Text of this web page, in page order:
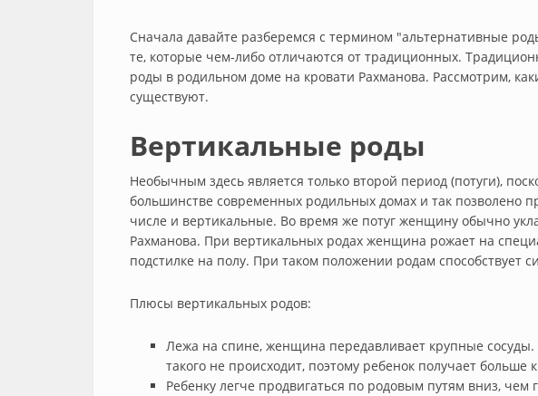
Сначала давайте разберемся с термином "альтернативные
те, которые чем-либо отличаются от традиционных.
роды в родильном доме на кровати Рахманова. Рассмотрим,
существуют.
Вертикальные роды
Необычным здесь является только второй период (потуги),
большинстве современных родильных домах и так позволено
числе и вертикальные. Во время же потуг женщину обычно
Рахманова. При вертикальных родах женщина рожает на
подстилке на полу. При таком положении родам способствует
Плюсы вертикальных родов:
Лежа на спине, женщина передавливает крупные
такого не происходит, поэтому ребенок получает больше
Ребенку легче продвигаться по родовым путям вниз, чем